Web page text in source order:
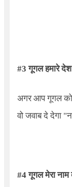
#3 गूगल हमारे
अगर आप गूगल को
वो जवाब दे देगा
#4गूगल मेरा नाम